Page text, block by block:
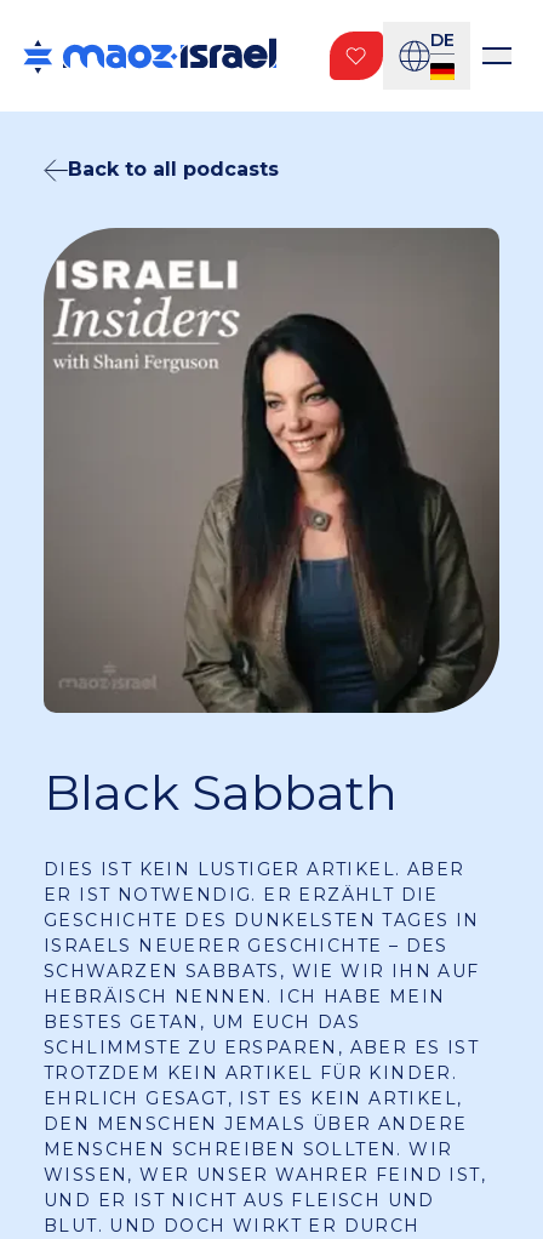
DE
Back to all podcasts
Black Sabbath
DIES IST KEIN LUSTIGER ARTIKEL. ABER
ER IST NOTWENDIG. ER ERZÄHLT DIE
GESCHICHTE DES DUNKELSTEN TAGES IN
ISRAELS NEUERER GESCHICHTE – DES
SCHWARZEN SABBATS, WIE WIR IHN AUF
HEBRÄISCH NENNEN. ICH HABE MEIN
BESTES GETAN, UM EUCH DAS
SCHLIMMSTE ZU ERSPAREN, ABER ES IST
TROTZDEM KEIN ARTIKEL FÜR KINDER.
EHRLICH GESAGT, IST ES KEIN ARTIKEL,
DEN MENSCHEN JEMALS ÜBER ANDERE
MENSCHEN SCHREIBEN SOLLTEN. WIR
WISSEN, WER UNSER WAHRER FEIND IST,
UND ER IST NICHT AUS FLEISCH UND
BLUT. UND DOCH WIRKT ER DURCH